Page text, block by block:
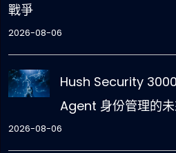
戰爭
2026-08-06
Hush Security
Agent 身份管理的
2026-08-06